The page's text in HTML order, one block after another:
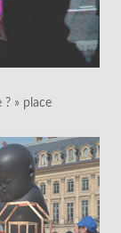
? » place